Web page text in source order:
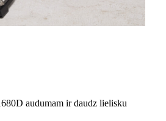
audumam ir daudz lielisku